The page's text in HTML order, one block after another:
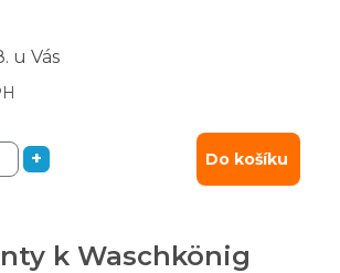
u Vás
+ Do košíku
k Waschkönig